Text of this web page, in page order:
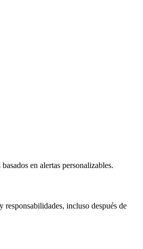
en alertas personalizables.
incluso después de